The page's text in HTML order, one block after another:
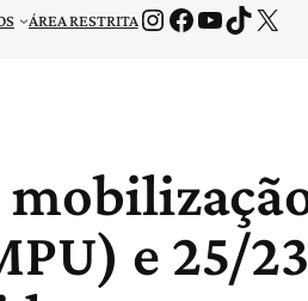
ÁREA RESTRITAInstagram Facebook Youtube TikTok X
e 25/